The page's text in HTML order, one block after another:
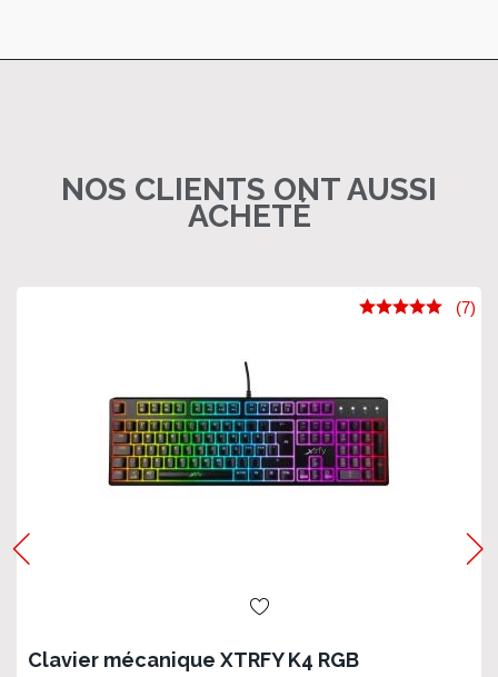
NOS CLIENTS ONT AUSSI
ACHETÉ
Clavier mécanique XTRFY K4 RGB
(7)